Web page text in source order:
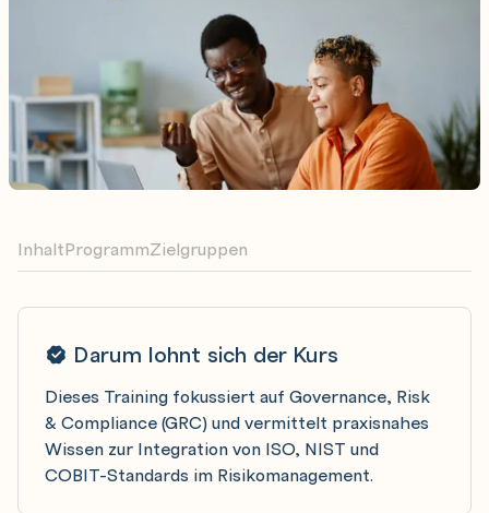
Darum lohnt sich der Kurs
Dieses Training fokussiert auf Governance, Risk
& Compliance (GRC) und vermittelt praxisnahes
Wissen zur Integration von ISO, NIST und
COBIT-Standards im Risikomanagement.
InhaltProgrammZielgruppen